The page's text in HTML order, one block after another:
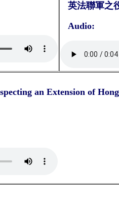
英法聯軍之
Audio:
an Extension of